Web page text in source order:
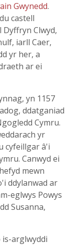
Gwynedd.
castell
Clwyd,
iarll Caer,
yr her, a
ar ei
yn 1157
ddatganiad
Cymru.
yr
cyfeillgar â'i
Canwyd ei
mewn
ddylanwad ar
eglwys Powys
Susanna,
arglwyddi